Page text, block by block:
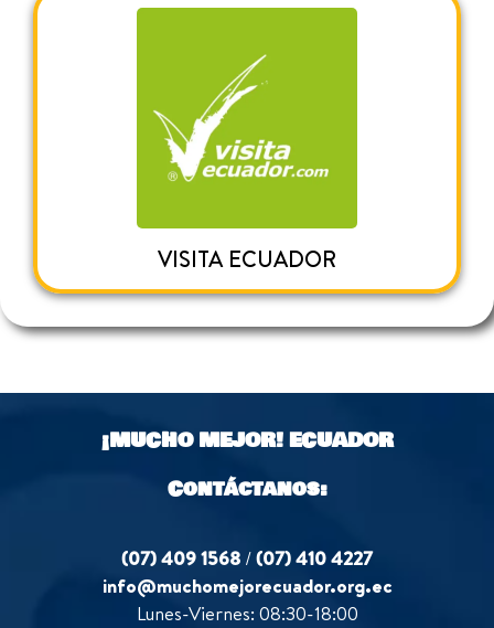
VISITA ECUADOR
¡MUCHO MEJOR!ECUADOR
Contáctanos:
(07) 409 1568 /(07) 410 4227
info@muchomejorecuador.org.ec
Lunes-Viernes: 08:30-18:00